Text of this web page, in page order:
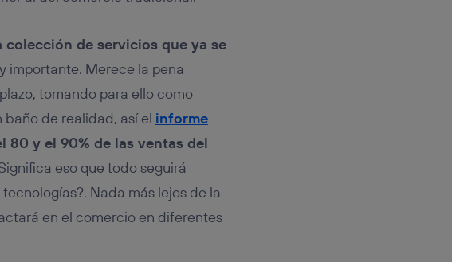
colección de servicios que ya se
importante. Merece la pena
tomando para ello como
de realidad, así el informe
80 y el 90% de las ventas del
eso que todo seguirá
Nada más lejos de la
en el comercio en diferentes